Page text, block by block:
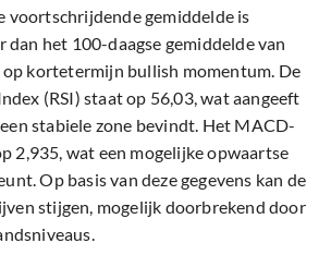
voortschrijdende gemiddelde is
dan het 100-daagse gemiddelde van
kortetermijn bullish momentum. De
(RSI) staat op 56,03, wat aangeeft
stabiele zone bevindt. Het MACD-
2,935, wat een mogelijke opwaartse
Op basis van deze gegevens kan de
stijgen, mogelijk doorbrekend door